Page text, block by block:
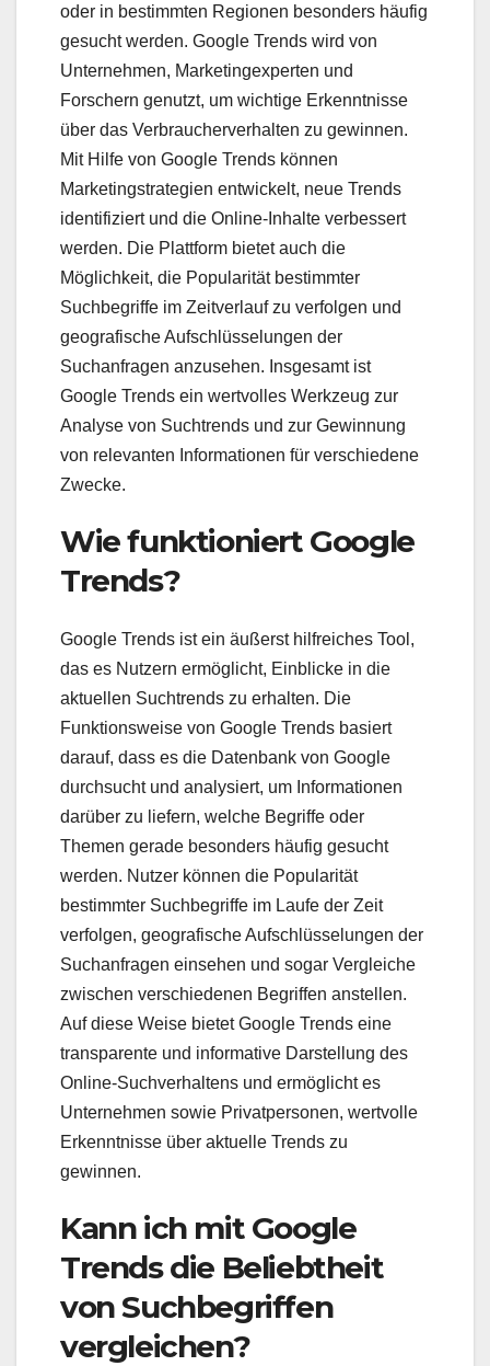
oder in bestimmten Regionen besonders häufig
gesucht werden. Google Trends wird von
Unternehmen, Marketingexperten und
Forschern genutzt, um wichtige Erkenntnisse
über das Verbraucherverhalten zu gewinnen.
Mit Hilfe von Google Trends können
Marketingstrategien entwickelt, neue Trends
identifiziert und die Online-Inhalte verbessert
werden. Die Plattform bietet auch die
Möglichkeit, die Popularität bestimmter
Suchbegriffe im Zeitverlauf zu verfolgen und
geografische Aufschlüsselungen der
Suchanfragen anzusehen. Insgesamt ist
Google Trends ein wertvolles Werkzeug zur
Analyse von Suchtrends und zur Gewinnung
von relevanten Informationen für verschiedene
Zwecke.
Wie funktioniert Google
Trends?
Google Trends ist ein äußerst hilfreiches Tool,
das es Nutzern ermöglicht, Einblicke in die
aktuellen Suchtrends zu erhalten. Die
Funktionsweise von Google Trends basiert
darauf, dass es die Datenbank von Google
durchsucht und analysiert, um Informationen
darüber zu liefern, welche Begriffe oder
Themen gerade besonders häufig gesucht
werden. Nutzer können die Popularität
bestimmter Suchbegriffe im Laufe der Zeit
verfolgen, geografische Aufschlüsselungen der
Suchanfragen einsehen und sogar Vergleiche
zwischen verschiedenen Begriffen anstellen.
Auf diese Weise bietet Google Trends eine
transparente und informative Darstellung des
Online-Suchverhaltens und ermöglicht es
Unternehmen sowie Privatpersonen, wertvolle
Erkenntnisse über aktuelle Trends zu
gewinnen.
Kann ich mit Google
Trends die Beliebtheit
von Suchbegriffen
vergleichen?